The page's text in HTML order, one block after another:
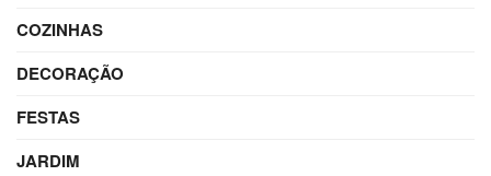
COZINHAS
DECORAÇÃO
FESTAS
JARDIM